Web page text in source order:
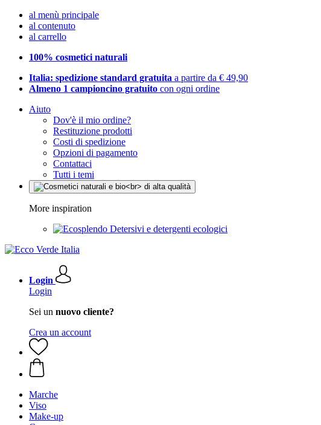
al menù principale
al contenuto
al carrello
100% cosmetici naturali
Italia: spedizione standard gratuita a partire da € 49,90
Almeno 1 campioncino gratuito con ogni ordine
Aiuto
Dov'è il mio ordine?
Restituzione prodotti
Costi di spedizione
Opzioni di pagamento
Contattaci
Tutti i temi
More inspiration
Detersivi e detergenti ecologici
Login
Login
Sei un nuovo cliente?
Crea un account
Marche
Viso
Make-up